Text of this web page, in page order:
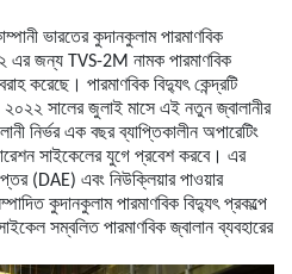
ভারতের কুদানকুলাম পারমাণবিক
২ এর জন্য TVS-2M নামক পারমাণবিক
করেছে। পারমাণবিক বিদ্যুৎ কেন্দ্রটি
২০২২ সালের জুলাই মাসে এই নতুন জ্বালানীর
নির্ভর এক বছর ব্যাপ্তিকালীন অপারেটিং
সাইকেলের যুগে প্রবেশ করবে। এর
(DAE) এবং নিউক্লিয়ার পাওয়ার
কুদানকুলাম পারমাণবিক বিদ্যুৎ প্রকল্পে
সম্বলিত পারমাণবিক জ্বালান ব্যবহারের